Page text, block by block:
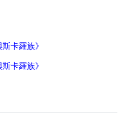
卡羅族》
卡羅族》